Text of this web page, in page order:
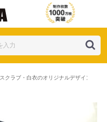
スクラブ・白衣のオリジナルデザイン・制